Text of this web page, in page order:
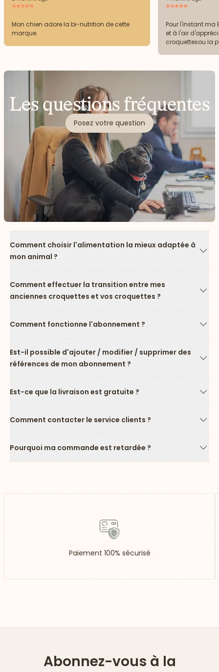
Mon chien adore la bi-nutrition de cette
marque.
Pour l'instant ma
et à l'air
croquettesou la
Les questions fréquentes
Posez votre question
Comment choisir l'alimentation la mieux adaptée à
mon animal ?
Comment effectuer la transition entre mes
anciennes croquettes et vos croquettes ?
Comment fonctionne l'abonnement ?
Est-il possible d'ajouter / modifier / supprimer des
références de mon abonnement ?
Est-ce que la livraison est gratuite ?
Comment contacter le service clients ?
Pourquoi ma commande est retardée ?
Paiement 100% sécurisé
Abonnez-vous à la